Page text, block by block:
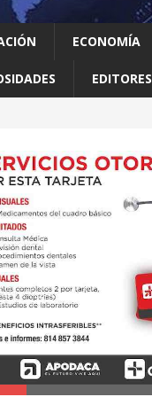
ECONOMÍA
EDITORES